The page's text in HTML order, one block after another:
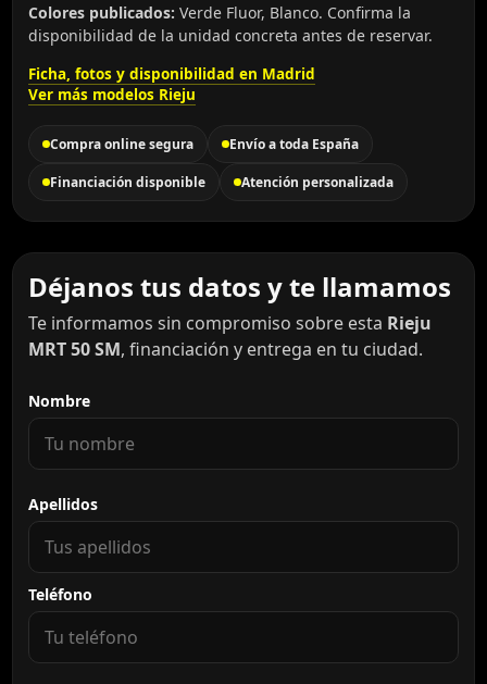
Colores publicados: Verde Fluor, Blanco. Confirma la
disponibilidad de la unidad concreta antes de reservar.
Ficha, fotos y disponibilidad en Madrid
Ver más modelos Rieju
Compra online segura Envío a toda España
Financiación disponible Atención personalizada
Déjanos tus datos y te llamamos
Te informamos sin compromiso sobre esta Rieju
MRT 50 SM, financiación y entrega en tu ciudad.
Nombre
Apellidos
Teléfono